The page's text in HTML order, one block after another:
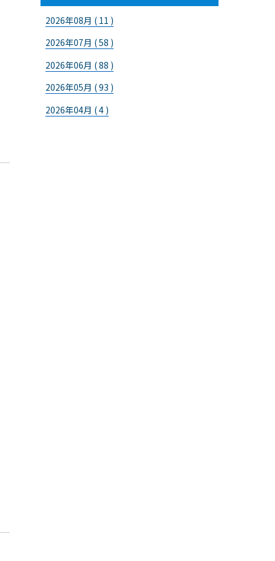
2026年08月 ( 11 )
2026年07月 ( 58 )
2026年06月 ( 88 )
2026年05月 ( 93 )
2026年04月 ( 4 )